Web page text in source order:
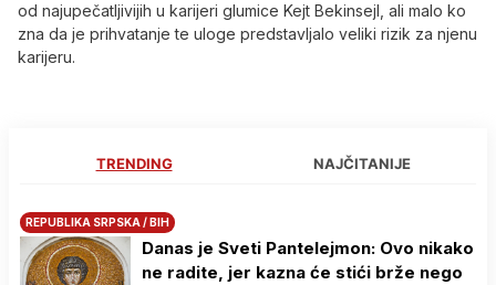
od najupečatljivijih u karijeri glumice Kejt Bekinsejl, ali malo ko
zna da je prihvatanje te uloge predstavljalo veliki rizik za njenu
karijeru.
TRENDING NAJČITANIJE
REPUBLIKA SRPSKA / BIH
Danas je Sveti Pantelejmon: Ovo nikako
ne radite, jer kazna će stići brže nego